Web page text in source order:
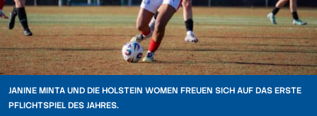
JANINE MINTA UND DIE HOLSTEIN WOMEN FREUEN SICH AUF DAS ERSTE
PFLICHTSPIEL DES JAHRES.